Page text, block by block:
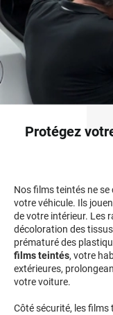
Ligier
Lincoln
Lucid
Man
Maserati
Maybach
Protégez
Nos films teintés ne
votre véhicule. Ils
de votre intérieur. Les
décoloration des
prématuré des
films teintés, votre
extérieures,
votre voiture.
Côté sécurité, les